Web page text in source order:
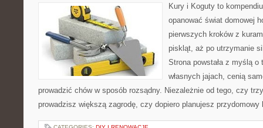
Kury i Koguty to
opanować świat domowej
pierwszych kroków z
piskląt, aż po utrzymanie
Strona powstała z myślą
własnych jajach, cenią
prowadzić chów w sposób rozsądny. Niezależnie od tego, czy
prowadzisz większą zagrodę, czy dopiero planujesz